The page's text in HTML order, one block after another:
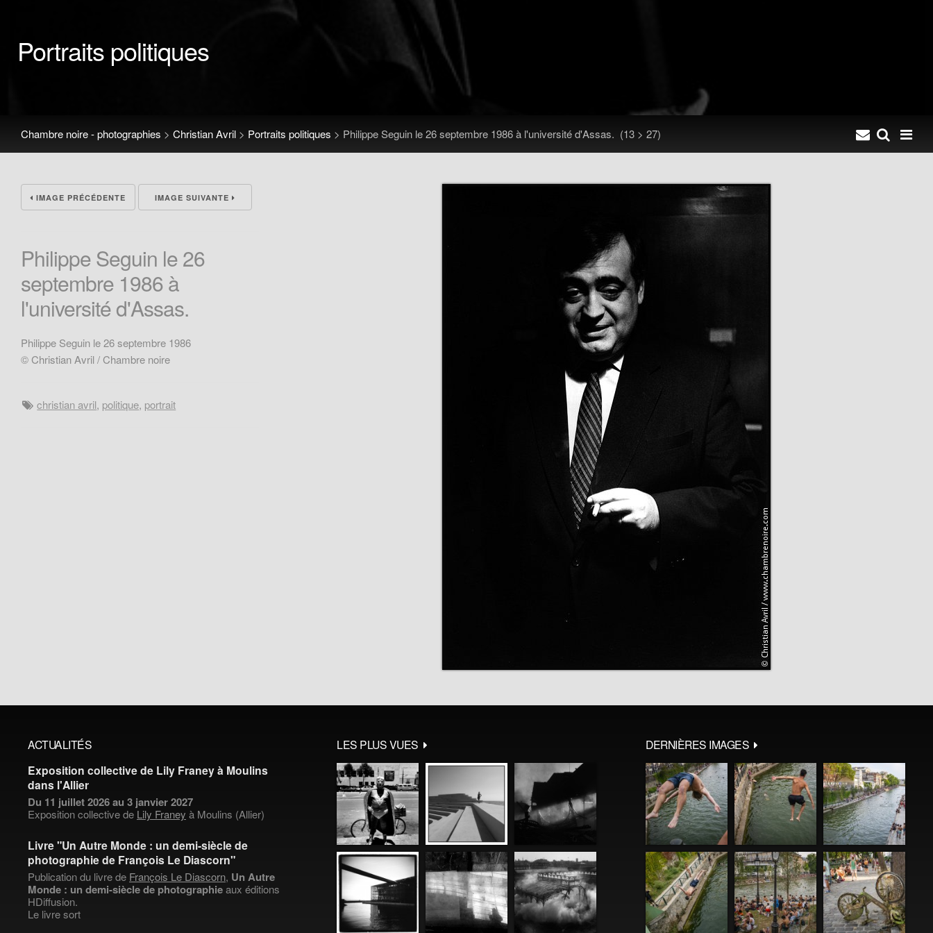
Portraits politiques
Chambre noire - photographies > Christian Avril > Portraits politiques > Philippe Seguin le 26 septembre 1986 à l'université d'Assas. (13 > 27)
IMAGE PRÉCÉDENTE IMAGE SUIVANTE
Philippe Seguin le 26
septembre 1986 à
l'université d'Assas.
Philippe Seguin le 26 septembre 1986
© Christian Avril / Chambre noire
christian avril, politique, portrait
ACTUALITÉS
Exposition collective de Lily Franey à Moulins
dans l'Allier
Du 11 juillet 2026 au 3 janvier 2027
Exposition collective de Lily Franey à Moulins (Allier)
Livre "Un Autre Monde : un demi-siècle de
photographie de François Le Diascorn"
Publication du livre de François Le Diascorn, Un Autre
Monde : un demi-siècle de photographieaux éditions
HDiffusion.
Le livre sort
LES PLUS VUES DERNIÈRES IMAGES